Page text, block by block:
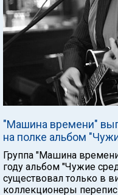
"Машина времени"
на полке альбом
Группа "Машина
году альбом "Чужие
существовал только в
коллекционеры